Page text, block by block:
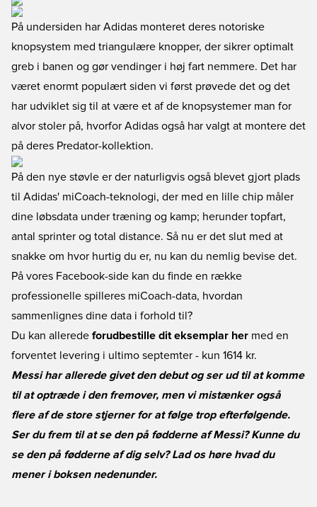
På undersiden har Adidas monteret deres notoriske
knopsystem med triangulære knopper, der sikrer optimalt
greb i banen og gør vendinger i høj fart nemmere. Det har
været enormt populært siden vi først prøvede det og det
har udviklet sig til at være et af de knopsystemer man for
alvor stoler på, hvorfor Adidas også har valgt at montere det
på deres Predator-kollektion.
På den nye støvle er der naturligvis også blevet gjort plads
til Adidas' miCoach-teknologi, der med en lille chip måler
dine løbsdata under træning og kamp; herunder topfart,
antal sprinter og total distance. Så nu er det slut med at
snakke om hvor hurtig du er, nu kan du nemlig bevise det.
På vores Facebook-side kan du finde en række
professionelle spilleres miCoach-data, hvordan
sammenlignes dine data i forhold til?
Du kan allerede forudbestille dit eksemplar her med en
forventet levering i ultimo septemter - kun 1614 kr.
Messi har allerede givet den debut og ser ud til at komme
til at optræde i den fremover, men vi mistænker også
flere af de store stjerner for at følge trop efterfølgende.
Ser du frem til at se den på fødderne af Messi? Kunne du
se den på fødderne af dig selv? Lad os høre hvad du
mener i boksen nedenunder.